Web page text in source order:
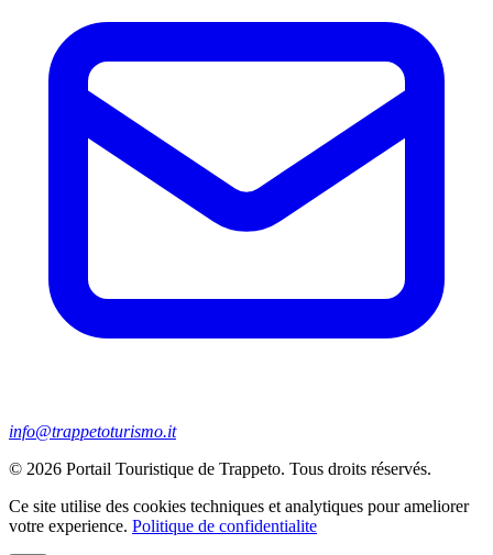
info@trappetoturismo.it
© 2026 Portail Touristique de Trappeto. Tous droits réservés.
Ce site utilise des cookies techniques et analytiques pour ameliorer
votre experience. Politique de confidentialite